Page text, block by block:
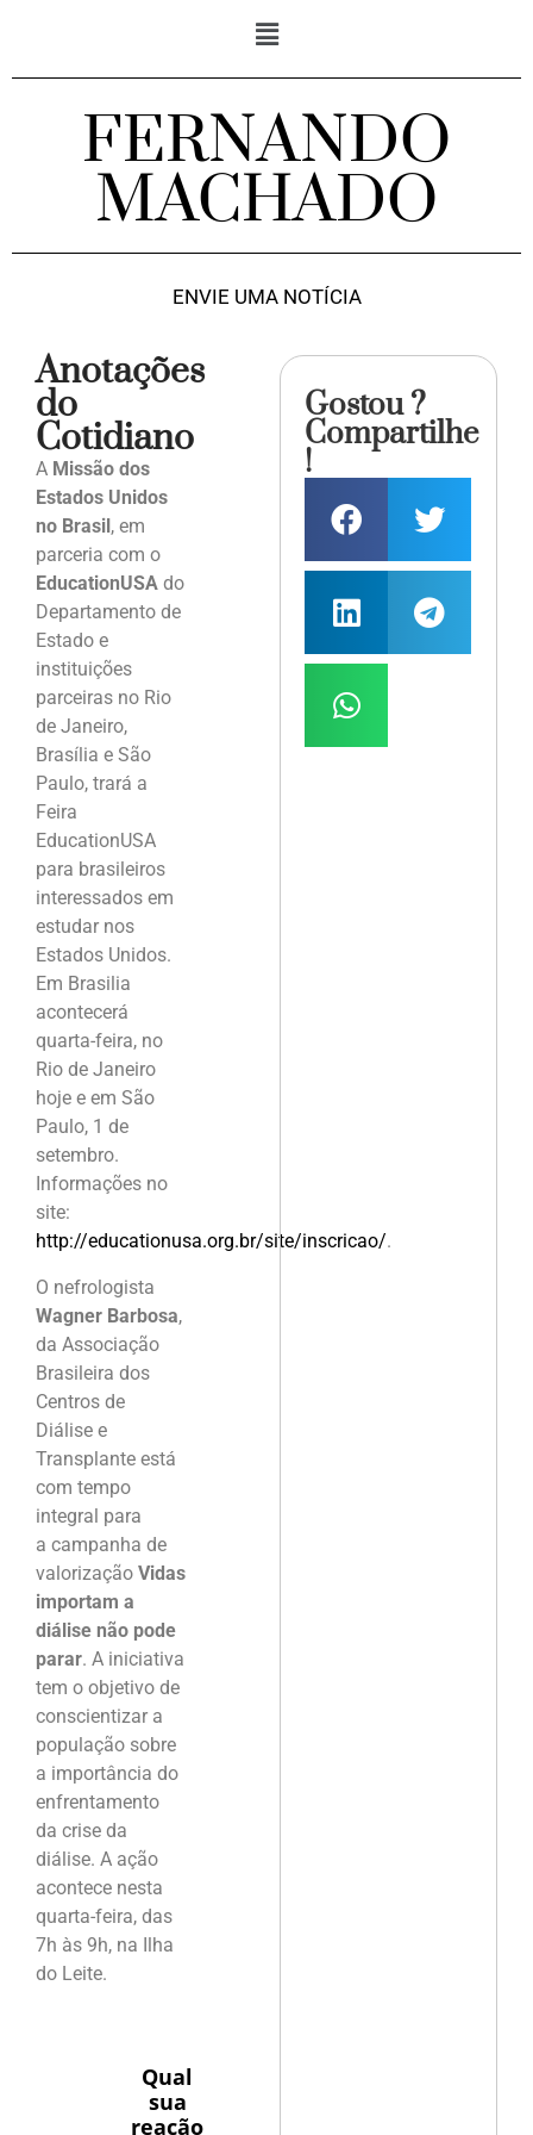
FERNANDO
MACHADO
ENVIE UMA NOTÍCIA
Anotações
do
Cotidiano
A Missão dos
Estados Unidos
no Brasil , em
parceria com o
EducationUSA do
Departamento de
Estado e
instituições
parceiras no Rio
de Janeiro,
Brasília e São
Paulo, trará a
Feira
EducationUSA
para brasileiros
interessados em
estudar nos
Estados Unidos.
Em Brasilia
acontecerá
quarta-feira, no
Rio de Janeiro
hoje e em São
Paulo, 1 de
setembro.
Informações no
site:
http://educationusa.org.br/site/inscricao/.
O nefrologista
Wagner Barbosa,
da Associação
Brasileira dos
Centros de
Diálise e
Transplante está
com tempo
integral para
a campanha de
valorização Vidas
importam a
diálise não pode
parar. A iniciativa
tem o objetivo de
conscientizar a
população sobre
a importância do
enfrentamento
da crise da
diálise. A ação
acontece nesta
quarta-feira, das
7h às 9h, na Ilha
do Leite.
Qual
sua
reação
Gostou ?
Compartilhe
!